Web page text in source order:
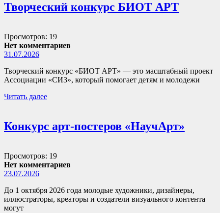
Творческий конкурс БИОТ АРТ
Просмотров: 19
Нет комментариев
31.07.2026
Творческий конкурс «БИОТ АРТ» — это масштабный проект
Ассоциации «СИЗ», который помогает детям и молодежи
Читать далее
Конкурс арт-постеров «НаучАрт»
Просмотров: 19
Нет комментариев
23.07.2026
До 1 октября 2026 года молодые художники, дизайнеры,
иллюстраторы, креаторы и создатели визуального контента
могут